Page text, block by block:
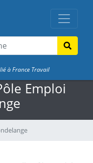
à France Travail
Emploi